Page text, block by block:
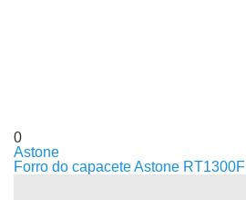
0
Astone
Forro do capacete Astone RT1300F